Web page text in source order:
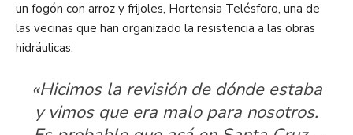
un fogón con arroz y frijoles, Hortensia Telésforo, una de
las vecinas que han organizado la resistencia a las obras
hidráulicas.
«Hicimos la revisión de dónde estaba
y vimos que era malo para nosotros.